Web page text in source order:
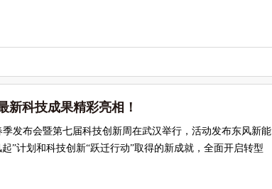
新科技成果精彩亮相！
季发布会暨第七届科技创新周在武汉举行，活动发布东风新能
”计划和科技创新“跃迁行动”取得的新成就，全面开启转型